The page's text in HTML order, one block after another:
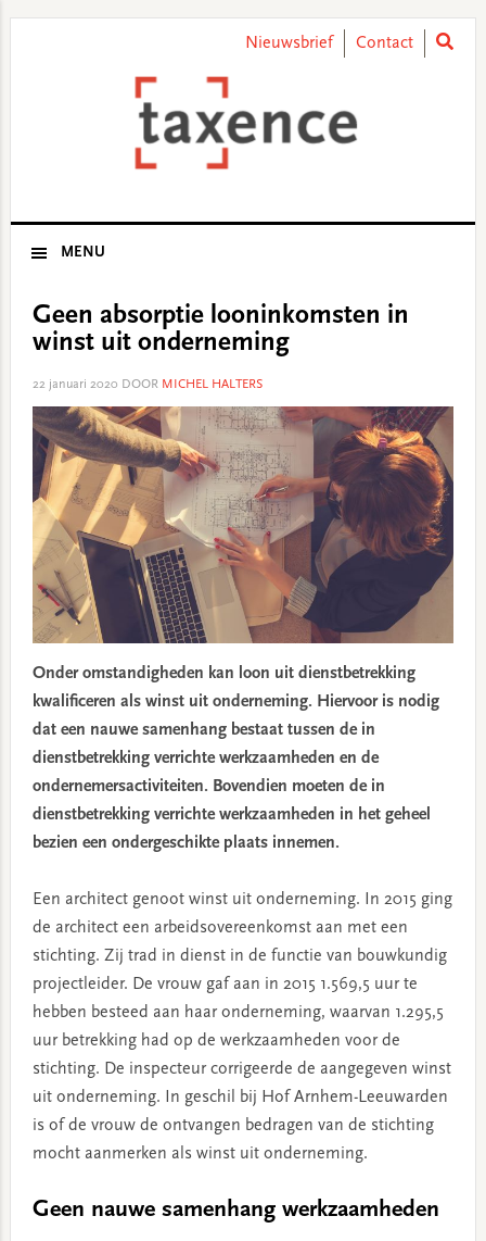
Nieuwsbrief Contact
MENU
Geen absorptie looninkomsten in
winst uit onderneming
22 januari 2020 DOOR MICHEL HALTERS
Onder omstandigheden kan loon uit dienstbetrekking
kwalificeren als winst uit onderneming. Hiervoor is nodig
dat een nauwe samenhang bestaat tussen de in
dienstbetrekking verrichte werkzaamheden en de
ondernemersactiviteiten. Bovendien moeten de in
dienstbetrekking verrichte werkzaamheden in het geheel
bezien een ondergeschikte plaats innemen.
Een architect genoot winst uit onderneming. In 2015 ging
de architect een arbeidsovereenkomst aan met een
stichting. Zij trad in dienst in de functie van bouwkundig
projectleider. De vrouw gaf aan in 2015 1.569,5 uur te
hebben besteed aan haar onderneming, waarvan 1.295,5
uur betrekking had op de werkzaamheden voor de
stichting. De inspecteur corrigeerde de aangegeven winst
uit onderneming. In geschil bij Hof Arnhem-Leeuwarden
is of de vrouw de ontvangen bedragen van de stichting
mocht aanmerken als winst uit onderneming.
Geen nauwe samenhang werkzaamheden